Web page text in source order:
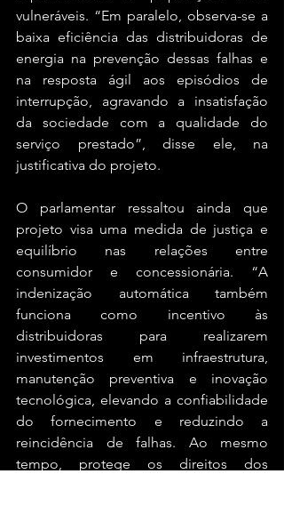
vulneráveis. “Em paralelo, observa-se a
baixa eficiência das distribuidoras de
energia na prevenção dessas falhas e
na resposta ágil aos episódios de
interrupção, agravando a insatisfação
da sociedade com a qualidade do
serviço prestado”, disse ele, na
justificativa do projeto.
O parlamentar ressaltou ainda que
projeto visa uma medida de justiça e
equilíbrio nas relações entre
consumidor e concessionária. “A
indenização automática também
funciona como incentivo às
distribuidoras para realizarem
investimentos em infraestrutura,
manutenção preventiva e inovação
tecnológica, elevando a confiabilidade
do fornecimento e reduzindo a
reincidência de falhas. Ao mesmo
tempo, protege os direitos dos